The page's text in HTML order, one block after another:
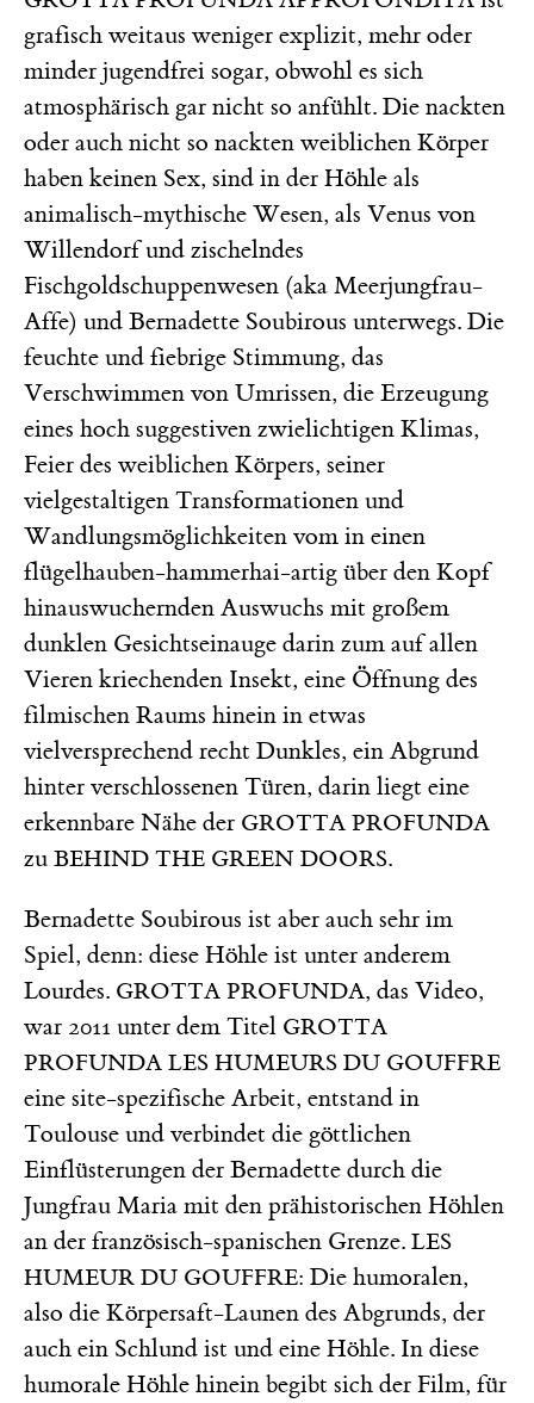
grafisch weitaus weniger explizit, mehr oder
minder jugendfrei sogar, obwohl es sich
atmosphärisch gar nicht so anfühlt. Die nackten
oder auch nicht so nackten weiblichen Körper
haben keinen Sex, sind in der Höhle als
animalisch-mythische Wesen, als Venus von
Willendorf und zischelndes
Fischgoldschuppenwesen (aka Meerjungfrau-
Affe) und Bernadette Soubirous unterwegs. Die
feuchte und fiebrige Stimmung, das
Verschwimmen von Umrissen, die Erzeugung
eines hoch suggestiven zwielichtigen Klimas,
Feier des weiblichen Körpers, seiner
vielgestaltigen Transformationen und
Wandlungsmöglichkeiten vom in einen
flügelhauben-hammerhai-artig über den Kopf
hinauswuchernden Auswuchs mit großem
dunklen Gesichtseinauge darin zum auf allen
Vieren kriechenden Insekt, eine Öffnung des
filmischen Raums hinein in etwas
vielversprechend recht Dunkles, ein Abgrund
hinter verschlossenen Türen, darin liegt eine
erkennbare Nähe der GROTTA PROFUNDA
zu BEHIND THE GREEN DOORS.
Bernadette Soubirous ist aber auch sehr im
Spiel, denn: diese Höhle ist unter anderem
Lourdes. GROTTA PROFUNDA, das Video,
war 2011 unter dem Titel GROTTA
PROFUNDA LES HUMEURS DU GOUFFRE
eine site-spezifische Arbeit, entstand in
Toulouse und verbindet die göttlichen
Einflüsterungen der Bernadette durch die
Jungfrau Maria mit den prähistorischen Höhlen
an der französisch-spanischen Grenze. LES
HUMEUR DU GOUFFRE: Die humoralen,
also die Körpersaft-Launen des Abgrunds, der
auch ein Schlund ist und eine Höhle. In diese
humorale Höhle hinein begibt sich der Film, für